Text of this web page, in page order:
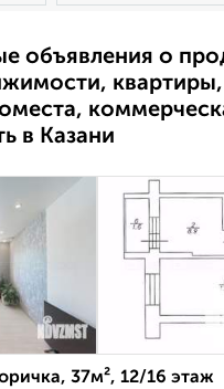
объявления о
в Казани
37м², 12/16 этаж